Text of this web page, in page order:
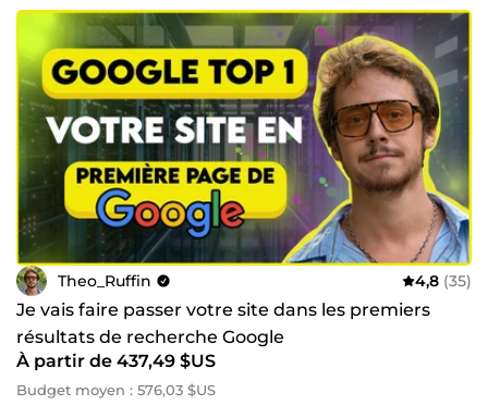
Theo_Ruffin 4,8 (35)
Je vais faire passer votre site dans les premiers
résultats de recherche Google
À partir de 437,49 $US
Budget moyen : 576,03 $US